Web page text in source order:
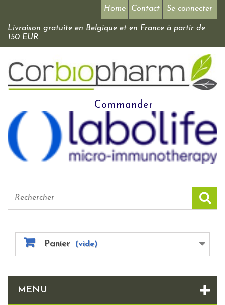
Se connecter
Home Contact
Livraison gratuite en Belgique et en France à partir de
150 EUR
Commander
Panier (vide)
MENU